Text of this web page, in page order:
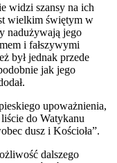
widzi szansy na ich
wielkim świętym w
nadużywają jego
i fałszywymi
był jednak przede
jak jego
upoważnienia,
do Watykanu
dusz i Kościoła”.
dalszego